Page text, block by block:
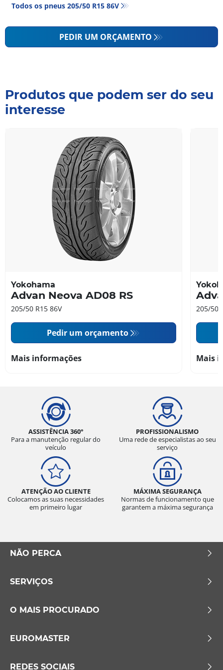
Todos os pneus‎ 205/50 R15 86V
PEDIR UM ORÇAMENTO
Produtos que podem ser do seu
interesse
Yokohama
Advan Neova AD08 RS
205/50 R15 86V
Pedir um orçamento
Mais informações
205/50
Mais
ASSISTÊNCIA 360°
Para a manutenção regular do
veículo
PROFISSIONALISMO
Uma rede de especialistas ao seu
serviço
ATENÇÃO AO CLIENTE
Colocamos as suas necessidades
em primeiro lugar
MÁXIMA SEGURANÇA
Normas de funcionamento que
garantem a máxima segurança
NÃO PERCA
SERVIÇOS
O MAIS PROCURADO
EUROMASTER
REDES SOCIAIS